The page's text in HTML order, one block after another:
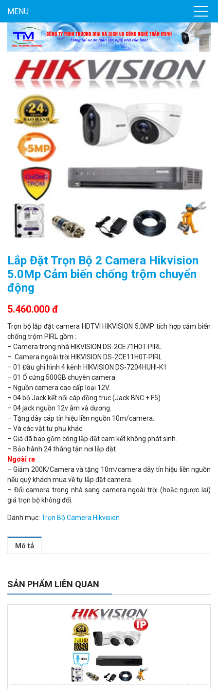
MENU
Lắp Đặt Trọn Bộ 2 Camera Hikvision
5.0Mp Cảm biến chống trộm chuyển
động
5.460.000 đ
Trọn bộ lắp đặt camera HDTVI HIKVISION 5.0MP tích hợp cảm biến
chống trộm PIRL gồm :
– Camera trong nhà HIKVISION DS-2CE71H0T-PIRL
– Camera ngoài trời HIKVISION DS-2CE11H0T-PIRL
– 01 Đầu ghi hình 4 kênh HIKVISION DS-7204HUHI-K1
– 01 Ổ cứng 500GB chuyên camera.
– Nguồn camera cao cấp loại 12V.
– 04 bộ Jack kết nối cáp đồng truc (Jack BNC + F5).
– 04 jack nguồn 12v âm và dương.
– Tặng dây cáp tín hiệu liền nguồn 10m/camera.
– Và các vật tư phụ khác.
– Giá đã bao gồm công lắp đặt cam kết không phát sinh.
– Bảo hành 24 tháng tận nơi lắp đặt.
Ngoài ra
– Giảm 200K/Camera và tặng 10m/camera dây tín hiệu liền nguồn
nếu quý khách mua về tự lắp đặt camera.
– Đổi camera trong nhà sang camera ngoài trời (hoặc ngược lai)
giá trọn bộ không đổi.
Danh mục: Trọn Bộ Camera Hikvision
Mô tả
SẢN PHẨM LIÊN QUAN
Camera WiFi quay quét thông minh 2MP EZVIZ H8C
1.670.000 đ 909.000 đ
Camera WiFi EZVIZ H8C 2K 4MP tích hợp Ai thông minh
1.939.000 đ
Camera WiFi quay quét ngoài trời EZVIZ H8 Pro 3K
2.060.000 đ
MUA NGAY
Camera tích hợp đầu báo nhiệt 2MP Hikfire HF-VH 221